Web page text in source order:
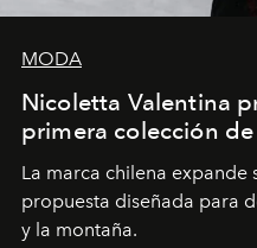
MODA
Nicoletta Valentina
primera colección
La marca chilena expande
propuesta diseñada para
y la montaña.